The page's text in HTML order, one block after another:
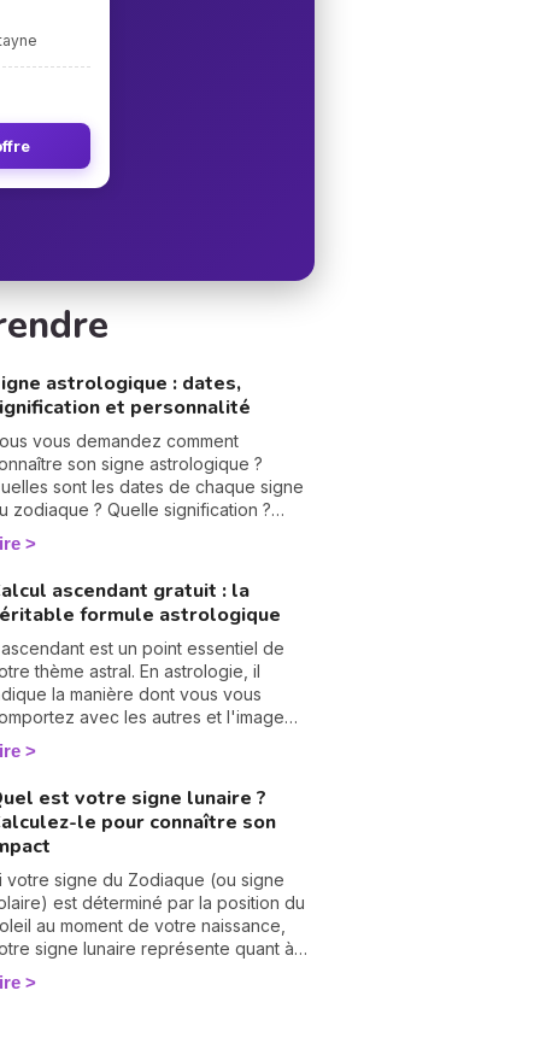
astrologique : dates,
et personnalité
vous demandez comment
son signe astrologique ?
sont les dates de chaque signe
zodiaque ? Quelle signification ?
qualités, défauts,
je vous dis tout sur chacun.
ascendant gratuit : la
formule astrologique
est un point essentiel de
thème astral. En astrologie, il
la manière dont vous vous
avec les autres et l'image
donnez de vous. Trouvez votre
et découvrez comment il agit
votre ascendant, c'est simple,
aurez uniquement besoin de votre
de naissance et votre lieu de
Notre simulateur est fiable à
vous pouvez être sûr de
que nous vous donnons 🙏.
est votre signe lunaire ?
le pour connaître son
votre signe du Zodiaque (ou signe
est déterminé par la position du
au moment de votre naissance,
signe lunaire représente quant à
une dimension tout aussi essentielle
souvent moins connue de votre